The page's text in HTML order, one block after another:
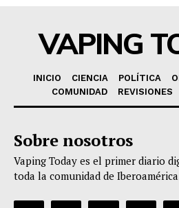
VAPING
INICIO CIENCIA POLÍTICA
COMUNIDAD
REVISIONES
Sobre nosotros
Vaping Today es el primer diario
toda la comunidad de